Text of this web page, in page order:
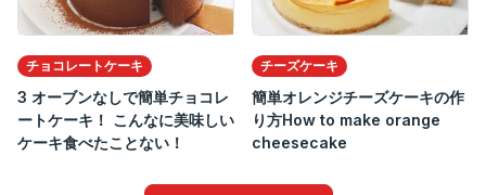
チョコレートケーキ
3 オーブンなしで簡単チョコレ
ートケーキ！ こんなに美味しい
ケーキ食べたことない！
チーズケーキ
簡単オレンジチーズケーキの作
り方How to make orange
cheesecake